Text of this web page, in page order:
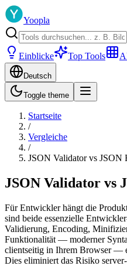
Yoopla
Einblicke Top Tools
Deutsch
Toggle theme
Startseite
/
Vergleiche
/
JSON Validator vs JSON
JSON Validator vs
Für Entwickler hängt die
sind beide essenzielle
Validierung, Encoding,
Funktionalität — moderner
clientseitig in Ihrem Browser —
Dies eliminiert das Risiko